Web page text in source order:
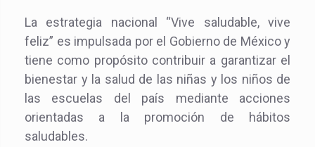
La estrategia nacional “Vive saludable, vive
feliz” es impulsada por el Gobierno de México y
tiene como propósito contribuir a garantizar el
bienestar y la salud de las niñas y los niños de
las escuelas del país mediante acciones
orientadas a la promoción de hábitos
saludables.